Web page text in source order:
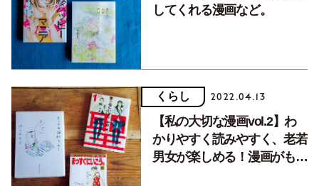
してくれる漫画など。
くらし 2022.04.13
【私の大切な漫画vol.2】わ
かりやすく読みやすく、老若
男女が楽しめる！漫画がもた